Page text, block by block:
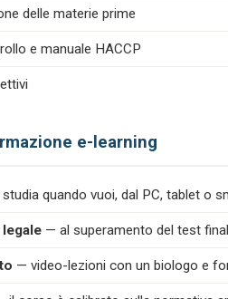
delle materie prime
e manuale HACCP
e-learning
quando vuoi, dal PC, tablet o
— al superamento del test
— video-lezioni con un biologo e